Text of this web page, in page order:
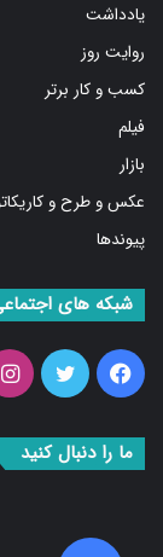
روایت روز
کسب و کار برتر
فیلم
بازار
عکس و طرح و کاریکاتور
پیوندها
بوک